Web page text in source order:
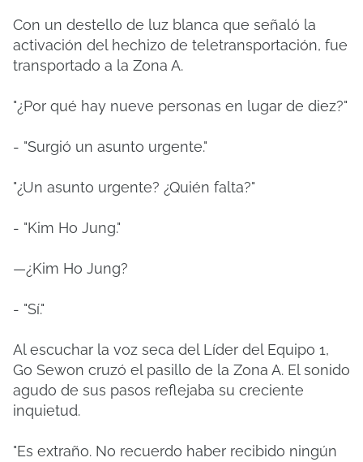
Con un destello de luz blanca que señaló la
activación del hechizo de teletransportación, fue
transportado a la Zona A.
"¿Por qué hay nueve personas en lugar de diez?"
- "Surgió un asunto urgente."
"¿Un asunto urgente? ¿Quién falta?"
- "Kim Ho Jung."
—¿Kim Ho Jung?
- "Sí."
Al escuchar la voz seca del Líder del Equipo 1,
Go Sewon cruzó el pasillo de la Zona A. El sonido
agudo de sus pasos reflejaba su creciente
inquietud.
"Es extraño. No recuerdo haber recibido ningún